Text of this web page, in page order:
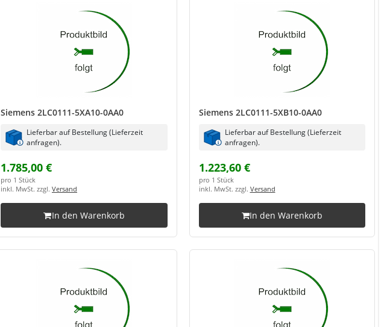
Siemens 2LC0111-5XA10-0AA0
Lieferbar auf Bestellung (Lieferzeit
anfragen).
1.785,00 €
pro 1 Stück
inkl. MwSt. zzgl. Versand
In den Warenkorb
Siemens 2LC0111-5XB10-0AA0
Lieferbar auf Bestellung (Lieferzeit
anfragen).
1.223,60 €
pro 1 Stück
inkl. MwSt. zzgl. Versand
In den Warenkorb